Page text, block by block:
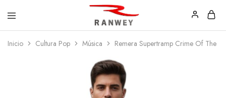
Ranwey
|
Tu
Estilo,
Inicio Cultura Pop Música Remera Supertramp Crime Of The